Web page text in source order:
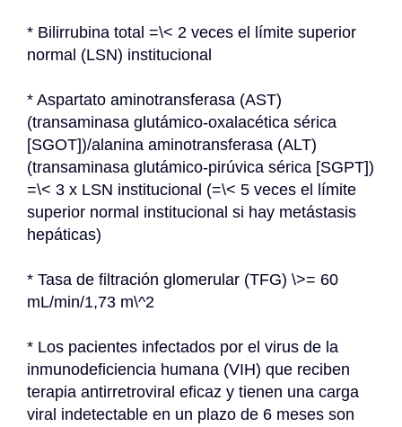
* Bilirrubina total =\< 2 veces el límite superior
normal (LSN) institucional
* Aspartato aminotransferasa (AST)
(transaminasa glutámico-oxalacética sérica
[SGOT])/alanina aminotransferasa (ALT)
(transaminasa glutámico-pirúvica sérica [SGPT])
=\< 3 x LSN institucional (=\< 5 veces el límite
superior normal institucional si hay metástasis
hepáticas)
* Tasa de filtración glomerular (TFG) \>= 60
mL/min/1,73 m\^2
* Los pacientes infectados por el virus de la
inmunodeficiencia humana (VIH) que reciben
terapia antirretroviral eficaz y tienen una carga
viral indetectable en un plazo de 6 meses son